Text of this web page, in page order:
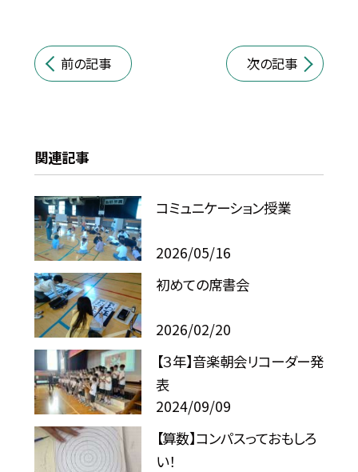
前の記事 次の記事
関連記事
コミュニケーション授業
2026/05/16
初めての席書会
2026/02/20
【３年】音楽朝会リコーダー発
表
2024/09/09
【算数】コンパスっておもしろ
い！